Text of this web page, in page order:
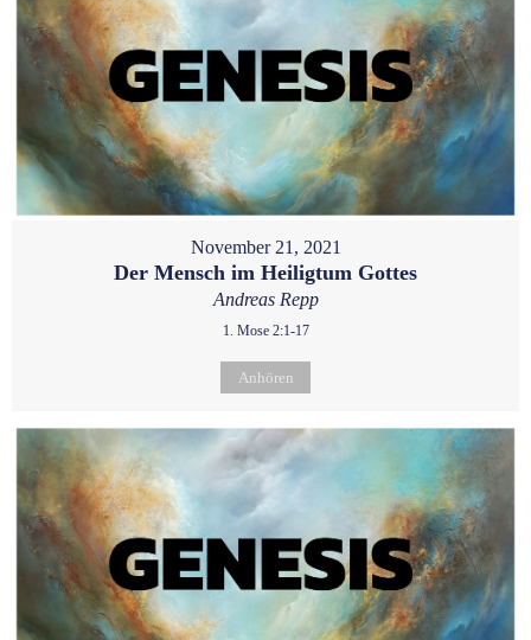
November 21, 2021
Der Mensch im Heiligtum Gottes
Andreas Repp
1. Mose 2:1-17
Anhören